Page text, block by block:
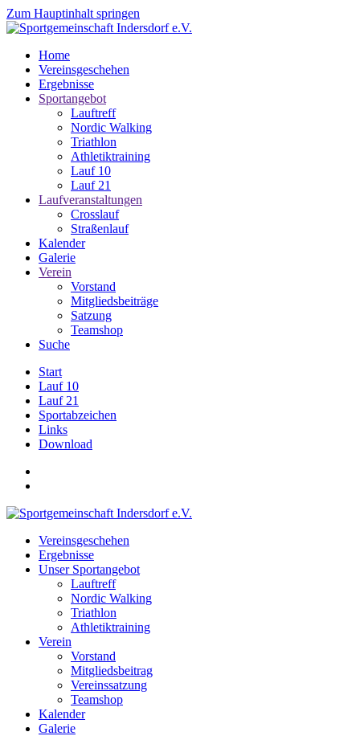
Zum Hauptinhalt springen
Home
Vereinsgeschehen
Ergebnisse
Sportangebot
Lauftreff
Nordic Walking
Triathlon
Athletiktraining
Lauf 10
Lauf 21
Laufveranstaltungen
Crosslauf
Straßenlauf
Kalender
Galerie
Verein
Vorstand
Mitgliedsbeiträge
Satzung
Teamshop
Suche
Start
Lauf 10
Lauf 21
Sportabzeichen
Links
Download
Vereinsgeschehen
Ergebnisse
Unser Sportangebot
Lauftreff
Nordic Walking
Triathlon
Athletiktraining
Verein
Vorstand
Mitgliedsbeitrag
Vereinssatzung
Teamshop
Kalender
Galerie